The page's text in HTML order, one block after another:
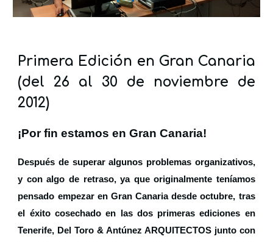
Primera Edición en Gran Canaria
(del 26 al 30 de noviembre de
2012)
¡Por fin estamos en Gran Canaria!
Después de superar algunos problemas organizativos,
y con algo de retraso, ya que originalmente teníamos
pensado empezar en Gran Canaria desde octubre, tras
el éxito cosechado en las dos primeras ediciones en
Tenerife, Del Toro & Antúnez ARQUITECTOS junto con